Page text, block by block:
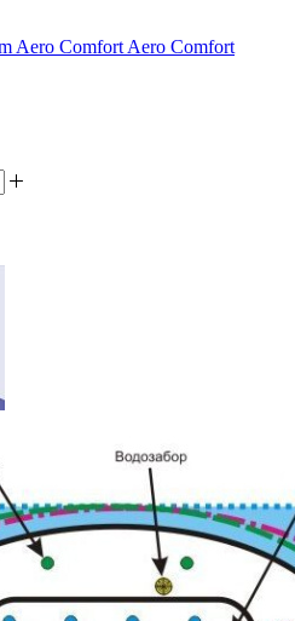
Aero Comfort Aero Comfort